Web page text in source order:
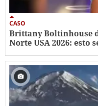
CASO
Brittany Boltinhouse
Norte USA 2026: esto